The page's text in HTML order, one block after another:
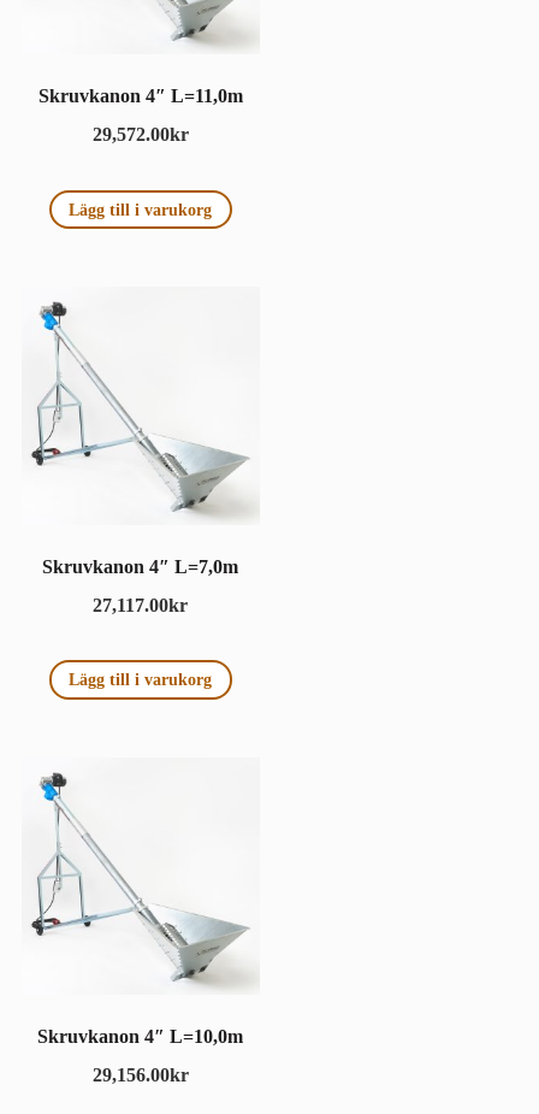
Skruvkanon 4″ L=11,0m
29,572.00kr
Lägg till i varukorg
Skruvkanon 4″ L=7,0m
27,117.00kr
Lägg till i varukorg
Skruvkanon 4″ L=10,0m
29,156.00kr